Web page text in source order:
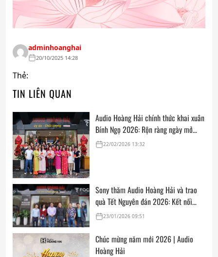
adminhoanghai
20/10/2025 14:28
Thẻ:
TIN LIÊN QUAN
Audio Hoàng Hải chính thức khai xuân
Bính Ngọ 2026: Rộn ràng ngày mở
cửa, trọn vẹn lời chúc đầu năm
22/02/2026 13:32
Sony thăm Audio Hoàng Hải và trao
quà Tết Nguyên đán 2026: Kết nối
thân tình, sẵn sàng cho mùa mua sắm
23/01/2026 09:51
Chúc mừng năm mới 2026 | Audio
Hoàng Hải